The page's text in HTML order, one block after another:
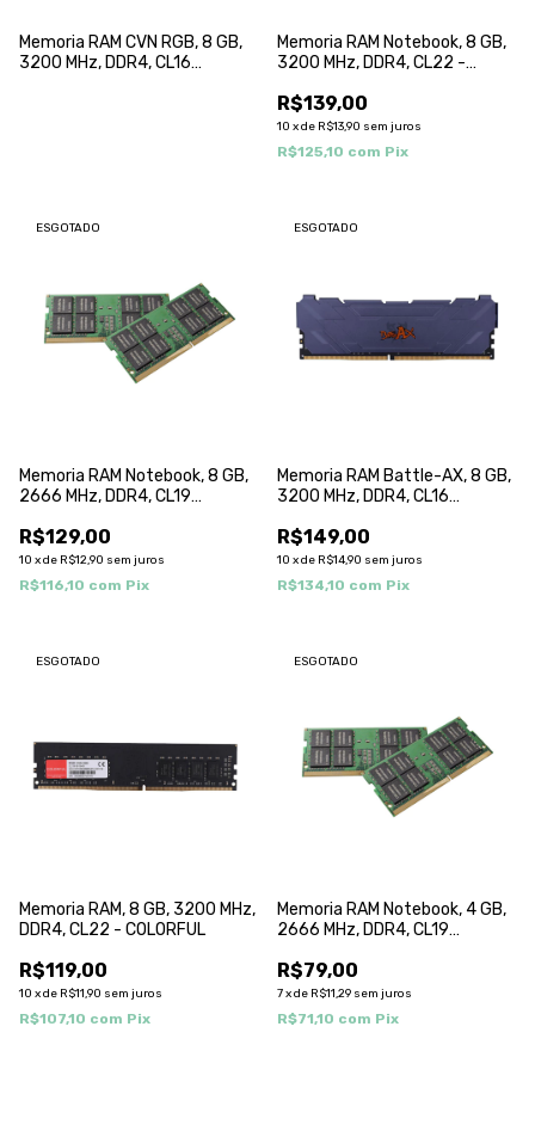
Memoria RAM CVN RGB, 8 GB,
3200 MHz, DDR4, CL16
Memoria RAM Notebook, 8 GB,
3200 MHz, DDR4, CL22 -
R$139,00
10 xde R$13,90 sem juros
R$125,10 com Pix
ESGOTADO
Memoria RAM Notebook, 8 GB,
2666 MHz, DDR4, CL19
R$129,00
10 xde R$12,90 sem juros
R$116,10 com Pix
ESGOTADO
Memoria RAM Battle-AX, 8 GB,
3200 MHz, DDR4, CL16
R$149,00
10 xde R$14,90 sem juros
R$134,10 com Pix
ESGOTADO
Memoria RAM, 8 GB, 3200 MHz,
DDR4, CL22 - COLORFUL
R$119,00
10 xde R$11,90 sem juros
R$107,10 com Pix
ESGOTADO
Memoria RAM Notebook, 4 GB,
2666 MHz, DDR4, CL19
R$79,00
7xde R$11,29 sem juros
R$71,10 com Pix